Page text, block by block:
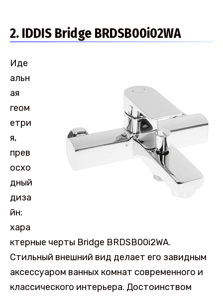
2. IDDIS Bridge BRDSB00i02WA
Иде
альн
ая
геом
етри
я,
прев
осхо
дный
диза
йн:
хара
ктерные черты Bridge BRDSB00i2WA.
Стильный внешний вид делает его завидным
аксессуаром ванных комнат современного и
классического интерьера. Достоинством